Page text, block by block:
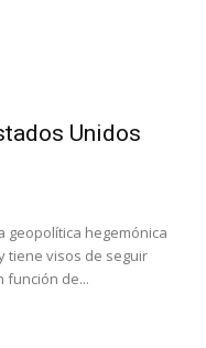
Unidos
geopolítica hegemónica
tiene visos de seguir
función de...